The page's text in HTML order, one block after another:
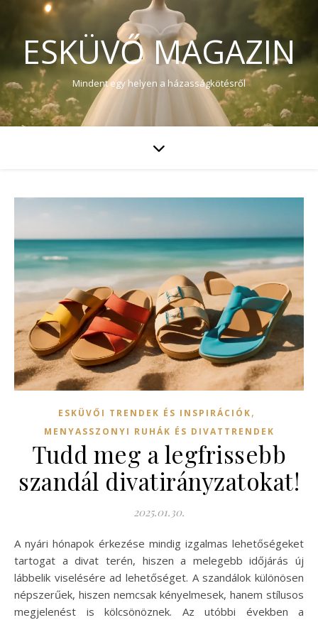
ESKÜVŐ MAGAZIN
Mindent egy helyen a házasságkötésről
ESKÜVŐI TRENDEK ÉS INSPIRÁCIÓK,
MENYASSZONYI RUHÁK ÉS DIVATTRENDEK
Tudd meg a legfrissebb
szandál divatirányzatokat!
2025.01.30.
A nyári hónapok érkezése mindig izgalmas lehetőségeket
tartogat a divat terén, hiszen a melegebb időjárás új
lábbelik viselésére ad lehetőséget. A szandálok különösen
népszerűek, hiszen nemcsak kényelmesek, hanem stílusos
megjelenést is kölcsönöznek. Az utóbbi években a